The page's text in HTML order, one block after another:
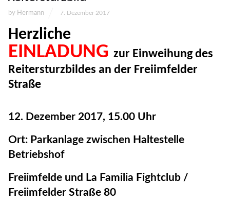
by Hermann 7. Dezember 2017
Herzliche
EINLADUNG zur Einweihung des
Reitersturzbildes an der Freiimfelder
Straße
12. Dezember 2017, 15.00 Uhr
Ort: Parkanlage zwischen Haltestelle
Betriebshof
Freiimfelde und La Familia Fightclub /
Freiimfelder Straße 80